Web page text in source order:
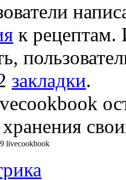
к рецептам.
закладки.